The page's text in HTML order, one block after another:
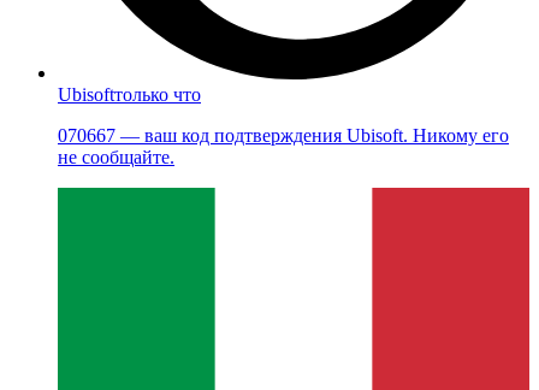
Ubisoftтолько что
070667 — ваш код подтверждения Ubisoft. Никому его
не сообщайте.